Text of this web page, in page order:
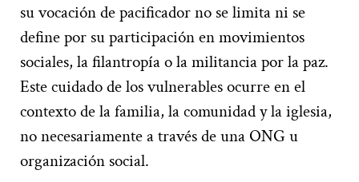
su vocación de pacificador no se limita ni se
define por su participación en movimientos
sociales, la filantropía o la militancia por la paz.
Este cuidado de los vulnerables ocurre en el
contexto de la familia, la comunidad y la iglesia,
no necesariamente a través de una ONG u
organización social.